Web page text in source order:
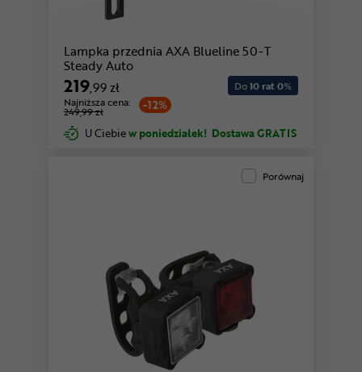
Lampka przednia AXA Blueline 50-T
Steady Auto
219,99 zł
-12%
Najniższa cena:
249,99 zł
Do10 rat 0%
U Ciebiew poniedziałek! Dostawa GRATIS
Porównaj